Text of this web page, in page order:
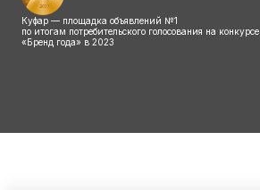
Куфар — площадка объявлений №1
по итогам потребительского голосования на конкурсе
«Бренд года» в 2023